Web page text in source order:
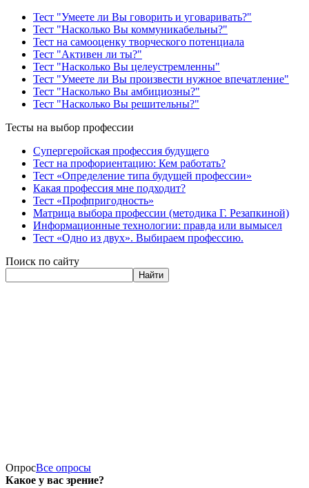
Тест "Умеете ли Вы говорить и уговаривать?"
Тест "Насколько Вы коммуникабельны?"
Тест на самооценку творческого потенциала
Тест "Активен ли ты?"
Тест "Насколько Вы целеустремленны"
Тест "Умеете ли Вы произвести нужное впечатление"
Тест "Насколько Вы амбициозны?"
Тест "Насколько Вы решительны?"
Тесты на выбор профессии
Супергеройская профессия будущего
Тест на профориентацию: Кем работать?
Тест «Определение типа будущей профессии»
Какая профессия мне подходит?
Тест «Профпригодность»
Матрица выбора профессии (методика Г. Резапкиной)
Информационные технологии: правда или вымысел
Тест «Одно из двух». Выбираем профессию.
Поиск по сайту
Найти
ОпросВсе опросы
Какое у вас зрение?